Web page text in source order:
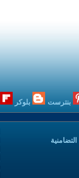
بنترست بلوكر